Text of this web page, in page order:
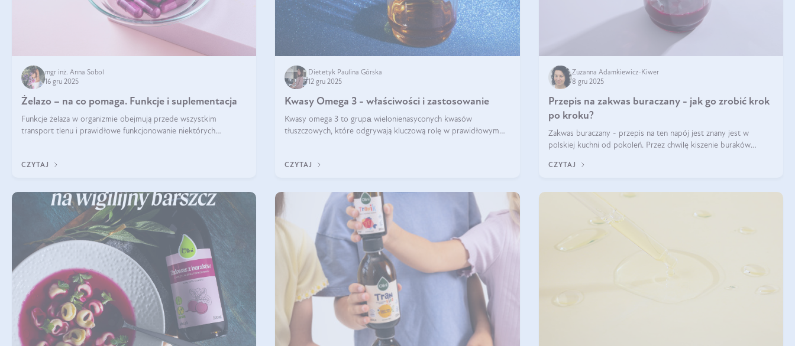
mgr inż. Anna Sobol
16 gru 2025
Żelazo – na co pomaga. Funkcje i suplementacja
Funkcje żelaza w organizmie obejmują przede wszystkim
transport tlenu i prawidłowe funkcjonowanie niektórych
etapie życia.
CZYTAJ
Dietetyk Paulina Górska
12 gru 2025
Kwasy Omega 3 - właściwości i zastosowanie
Kwasy omega 3 to grupа wielonienasyconych kwasów
tłuszczowych, które odgrywają kluczową rolę w prawidłowym
CZYTAJ
Zuzanna Adamkiewicz-Kiwer
8 gru 2025
Przepis na zakwas buraczany - jak go zrobić krok
po kroku?
Zakwas buraczany - przepis na ten napój jest znany jest w
polskiej kuchni od pokoleń. Przez chwilę kiszenie buraków
na fali popularności na
CZYTAJ